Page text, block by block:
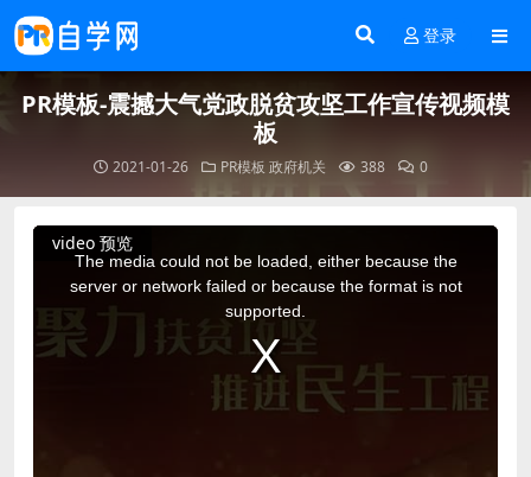
登录
PR模板-震撼大气党政脱贫攻坚工作宣传视频模
板
2021-01-26 PR模板 政府机关 388 0
video 预览
This
The media could not be loaded, either because the
server or network failed or because the format is not
supported.